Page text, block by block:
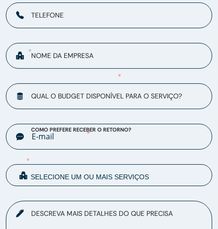
TELEFONE
NOME DA EMPRESA
QUAL O BUDGET DISPONÍVEL PARA O SERVIÇO?
COMO PREFERE RECEBER O RETORNO?
DESCREVA MAIS DETALHES DO QUE PRECISA